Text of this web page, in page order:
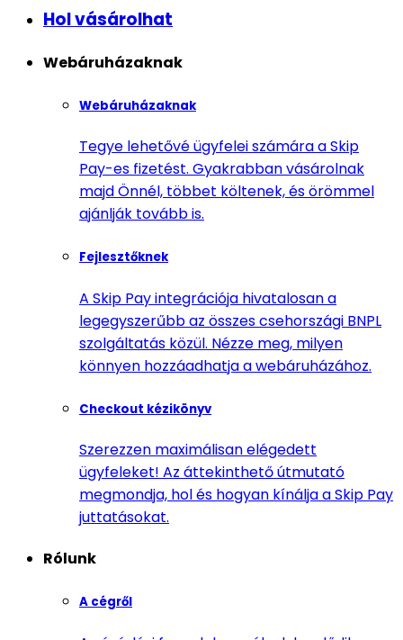
Hol vásárolhat
Webáruházaknak
Webáruházaknak
Tegye lehetővé ügyfelei számára a Skip
Pay-es fizetést. Gyakrabban vásárolnak
majd Önnél, többet költenek, és örömmel
ajánlják tovább is.
Fejlesztőknek
A Skip Pay integrációja hivatalosan a
legegyszerűbb az összes csehországi BNPL
szolgáltatás közül. Nézze meg, milyen
könnyen hozzáadhatja a webáruházához.
Checkout kézikönyv
Szerezzen maximálisan elégedett
ügyfeleket! Az áttekinthető útmutató
megmondja, hol és hogyan kínálja a Skip Pay
juttatásokat.
Rólunk
A cégről